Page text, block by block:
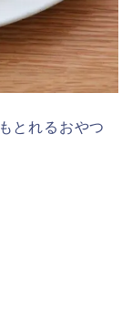
とれるおやつ